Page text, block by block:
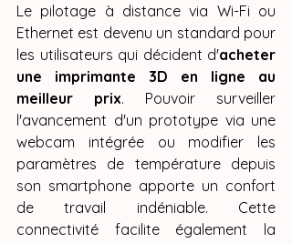
Le pilotage à distance via Wi-Fi ou
Ethernet est devenu un standard pour
les utilisateurs qui décident d'acheter
une imprimante 3D en ligne au
meilleur prix. Pouvoir surveiller
l'avancement d'un prototype via une
webcam intégrée ou modifier les
paramètres de température depuis
son smartphone apporte un confort
de travail indéniable. Cette
connectivité facilite également la